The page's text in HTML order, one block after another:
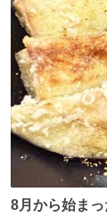
ト
数
8月から始ま